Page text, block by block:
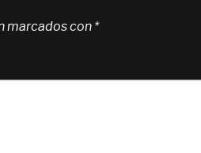
marcados con *